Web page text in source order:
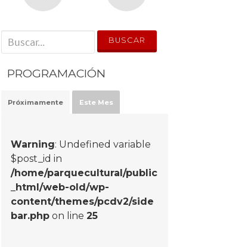
' . __('Search for:') . '
PROGRAMACIÓN
Próximamente Este Mes
Warning: Undefined variable
$post_id in
/home/parquecultural/public
_html/web-old/wp-
content/themes/pcdv2/side
bar.php on line25